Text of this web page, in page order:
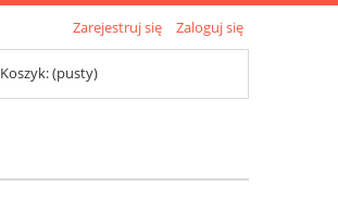
Zarejestruj się Zaloguj się
Koszyk:(pusty)